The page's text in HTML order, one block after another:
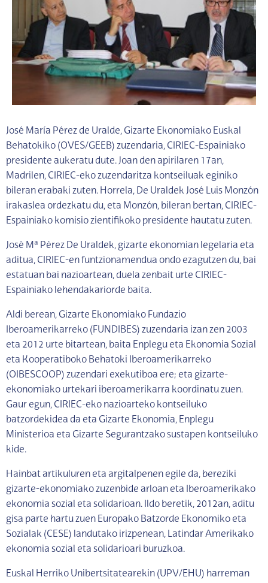
José María Pérez de Uralde, Gizarte Ekonomiako Euskal
Behatokiko (OVES/GEEB) zuzendaria, CIRIEC-Espainiako
presidente aukeratu dute. Joan den apirilaren 17an,
Madrilen, CIRIEC-eko zuzendaritza kontseiluak eginiko
bileran erabaki zuten. Horrela, De Uraldek José Luis Monzón
irakaslea ordezkatu du, eta Monzón, bileran bertan, CIRIEC-
Espainiako komisio zientifikoko presidente hautatu zuten.
José Mª Pérez De Uraldek, gizarte ekonomian legelaria eta
aditua, CIRIEC-en funtzionamendua ondo ezagutzen du, bai
estatuan bai nazioartean, duela zenbait urte CIRIEC-
Espainiako lehendakariorde baita.
Aldi berean, Gizarte Ekonomiako Fundazio
Iberoamerikarreko (FUNDIBES) zuzendaria izan zen 2003
eta 2012 urte bitartean, baita Enplegu eta Ekonomia Sozial
eta Kooperatiboko Behatoki Iberoamerikarreko
(OIBESCOOP) zuzendari exekutiboa ere; eta gizarte-
ekonomiako urtekari iberoamerikarra koordinatu zuen.
Gaur egun, CIRIEC-eko nazioarteko kontseiluko
batzordekidea da eta Gizarte Ekonomia, Enplegu
Ministerioa eta Gizarte Segurantzako sustapen kontseiluko
kide.
Hainbat artikuluren eta argitalpenen egile da, bereziki
gizarte-ekonomiako zuzenbide arloan eta Iberoamerikako
ekonomia sozial eta solidarioan. Ildo beretik, 2012an, aditu
gisa parte hartu zuen Europako Batzorde Ekonomiko eta
Sozialak (CESE) landutako irizpenean, Latindar Amerikako
ekonomia sozial eta solidarioari buruzkoa.
Euskal Herriko Unibertsitatearekin (UPV/EHU) harreman